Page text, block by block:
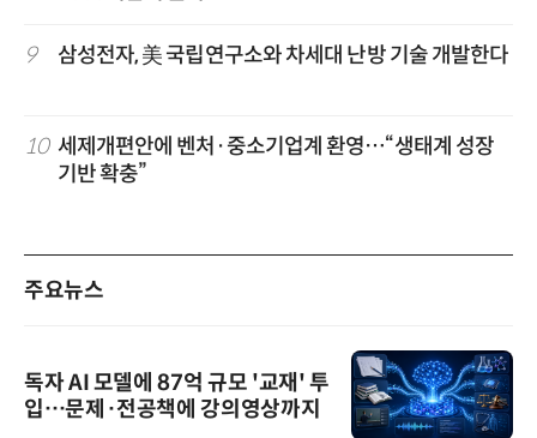
9 삼성전자, 美 국립연구소와 차세대 난방 기술 개발한다
10 세제개편안에 벤처·중소기업계 환영…“생태계 성장
기반 확충”
주요뉴스
독자 AI 모델에 87억 규모 '교재' 투
입…문제·전공책에 강의영상까지